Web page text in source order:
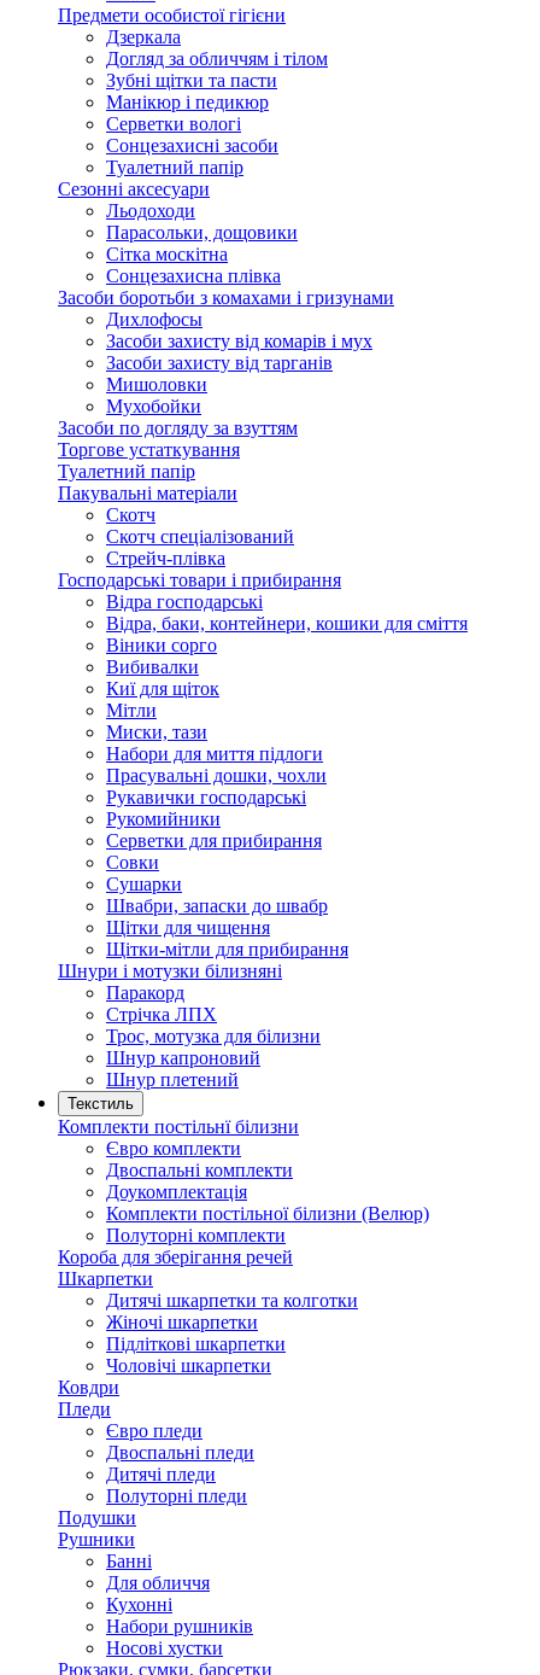
Предмети особистої гігієни
Дзеркала
Догляд за обличчям і тілом
Зубні щітки та пасти
Манікюр і педикюр
Серветки вологі
Сонцезахисні засоби
Туалетний папір
Сезонні аксесуари
Льодоходи
Парасольки, дощовики
Сітка москітна
Сонцезахисна плівка
Засоби боротьби з комахами і гризунами
Дихлофосы
Засоби захисту від комарів і мух
Засоби захисту від тарганів
Мишоловки
Мухобойки
Засоби по догляду за взуттям
Торгове устаткування
Туалетний папір
Пакувальні матеріали
Скотч
Скотч спеціалізований
Стрейч-плівка
Господарські товари і прибирання
Відра господарські
Відра, баки, контейнери, кошики для сміття
Віники сорго
Вибивалки
Киї для щіток
Мітли
Миски, тази
Набори для миття підлоги
Прасувальні дошки, чохли
Рукавички господарські
Рукомийники
Серветки для прибирання
Совки
Сушарки
Швабри, запаски до швабр
Щітки для чищення
Щітки-мітли для прибирання
Шнури і мотузки білизняні
Паракорд
Стрічка ЛПХ
Трос, мотузка для білизни
Шнур капроновий
Шнур плетений
Текстиль
Комплекти постільнї білизни
Євро комплекти
Двоспальні комплекти
Доукомплектація
Комплекти постільної білизни (Велюр)
Полуторні комплекти
Короба для зберігання речей
Шкарпетки
Дитячі шкарпетки та колготки
Жіночі шкарпетки
Підліткові шкарпетки
Чоловічі шкарпетки
Ковдри
Пледи
Євро пледи
Двоспальні пледи
Дитячі пледи
Полуторні пледи
Подушки
Рушники
Банні
Для обличчя
Кухонні
Набори рушників
Носові хустки
Рюкзаки, сумки, барсетки